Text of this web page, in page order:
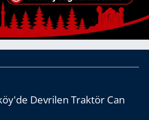
Devrilen Traktör Can